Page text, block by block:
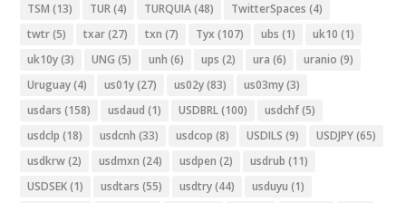
TSM (13) TUR(4) TURQUIA(48) TwitterSpaces (4)
twtr(5) txar(27) txn (7) Tyx (107) ubs (1) uk10 (1)
uk10y(3) UNG (5) unh (6) ups (2) ura (6) uranio (9)
Uruguay(4) us01y(27) us02y(83) us03my(3)
usdars (158) usdaud (1) USDBRL(100) usdchf(5)
usdclp (18) usdcnh (33) usdcop (8) USDILS (9) USDJPY(65)
usdkrw(2) usdmxn (24) usdpen (2) usdrub (11)
USDSEK(1) usdtars (55) usdtry(44) usduyu (1)